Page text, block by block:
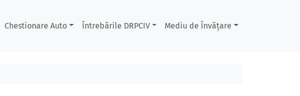
Chestionare Auto Întrebările DRPCIV Mediu de Învățare